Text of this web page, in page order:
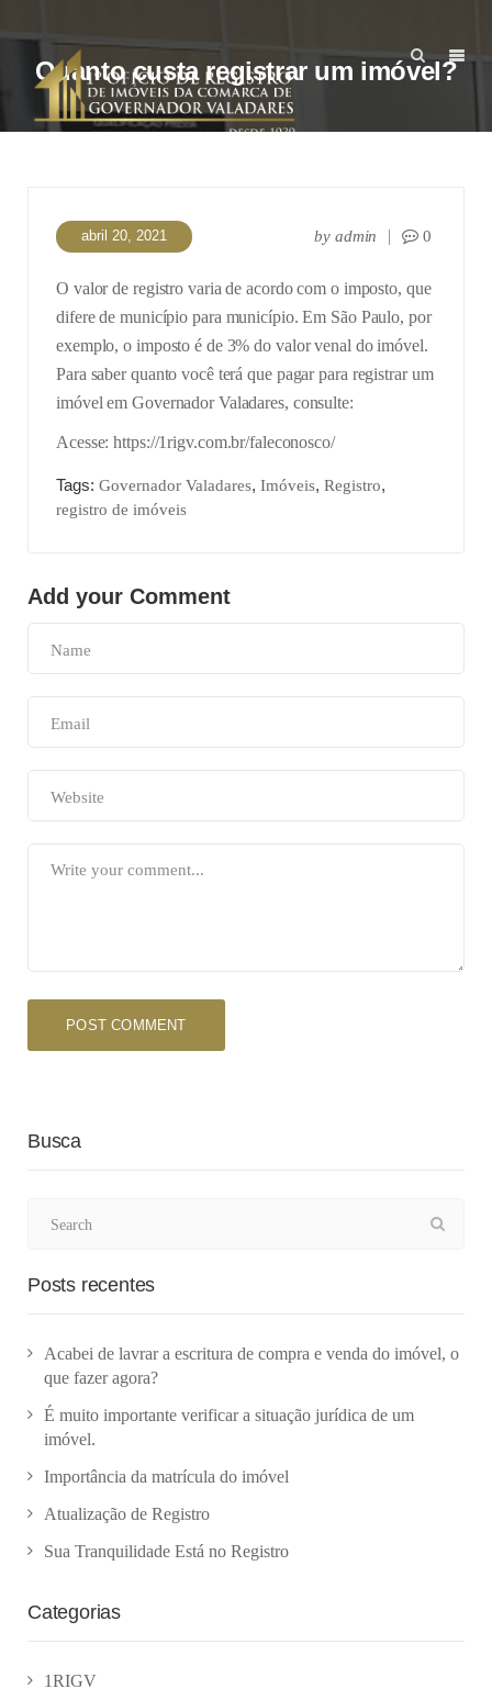
Quanto custa registrar um imóvel?
abril 20, 2021 by admin 0
O valor de registro varia de acordo com o imposto, que
difere de município para município. Em São Paulo, por
exemplo, o imposto é de 3% do valor venal do imóvel.
Para saber quanto você terá que pagar para registrar um
imóvel em Governador Valadares, consulte:
Acesse: https://1rigv.com.br/faleconosco/
Tags: Governador Valadares, Imóveis, Registro,
registro de imóveis
Add your Comment
Busca
Posts recentes
Acabei de lavrar a escritura de compra e venda do imóvel, o
que fazer agora?
É muito importante verificar a situação jurídica de um
imóvel.
Importância da matrícula do imóvel
Atualização de Registro
Sua Tranquilidade Está no Registro
Categorias
1RIGV